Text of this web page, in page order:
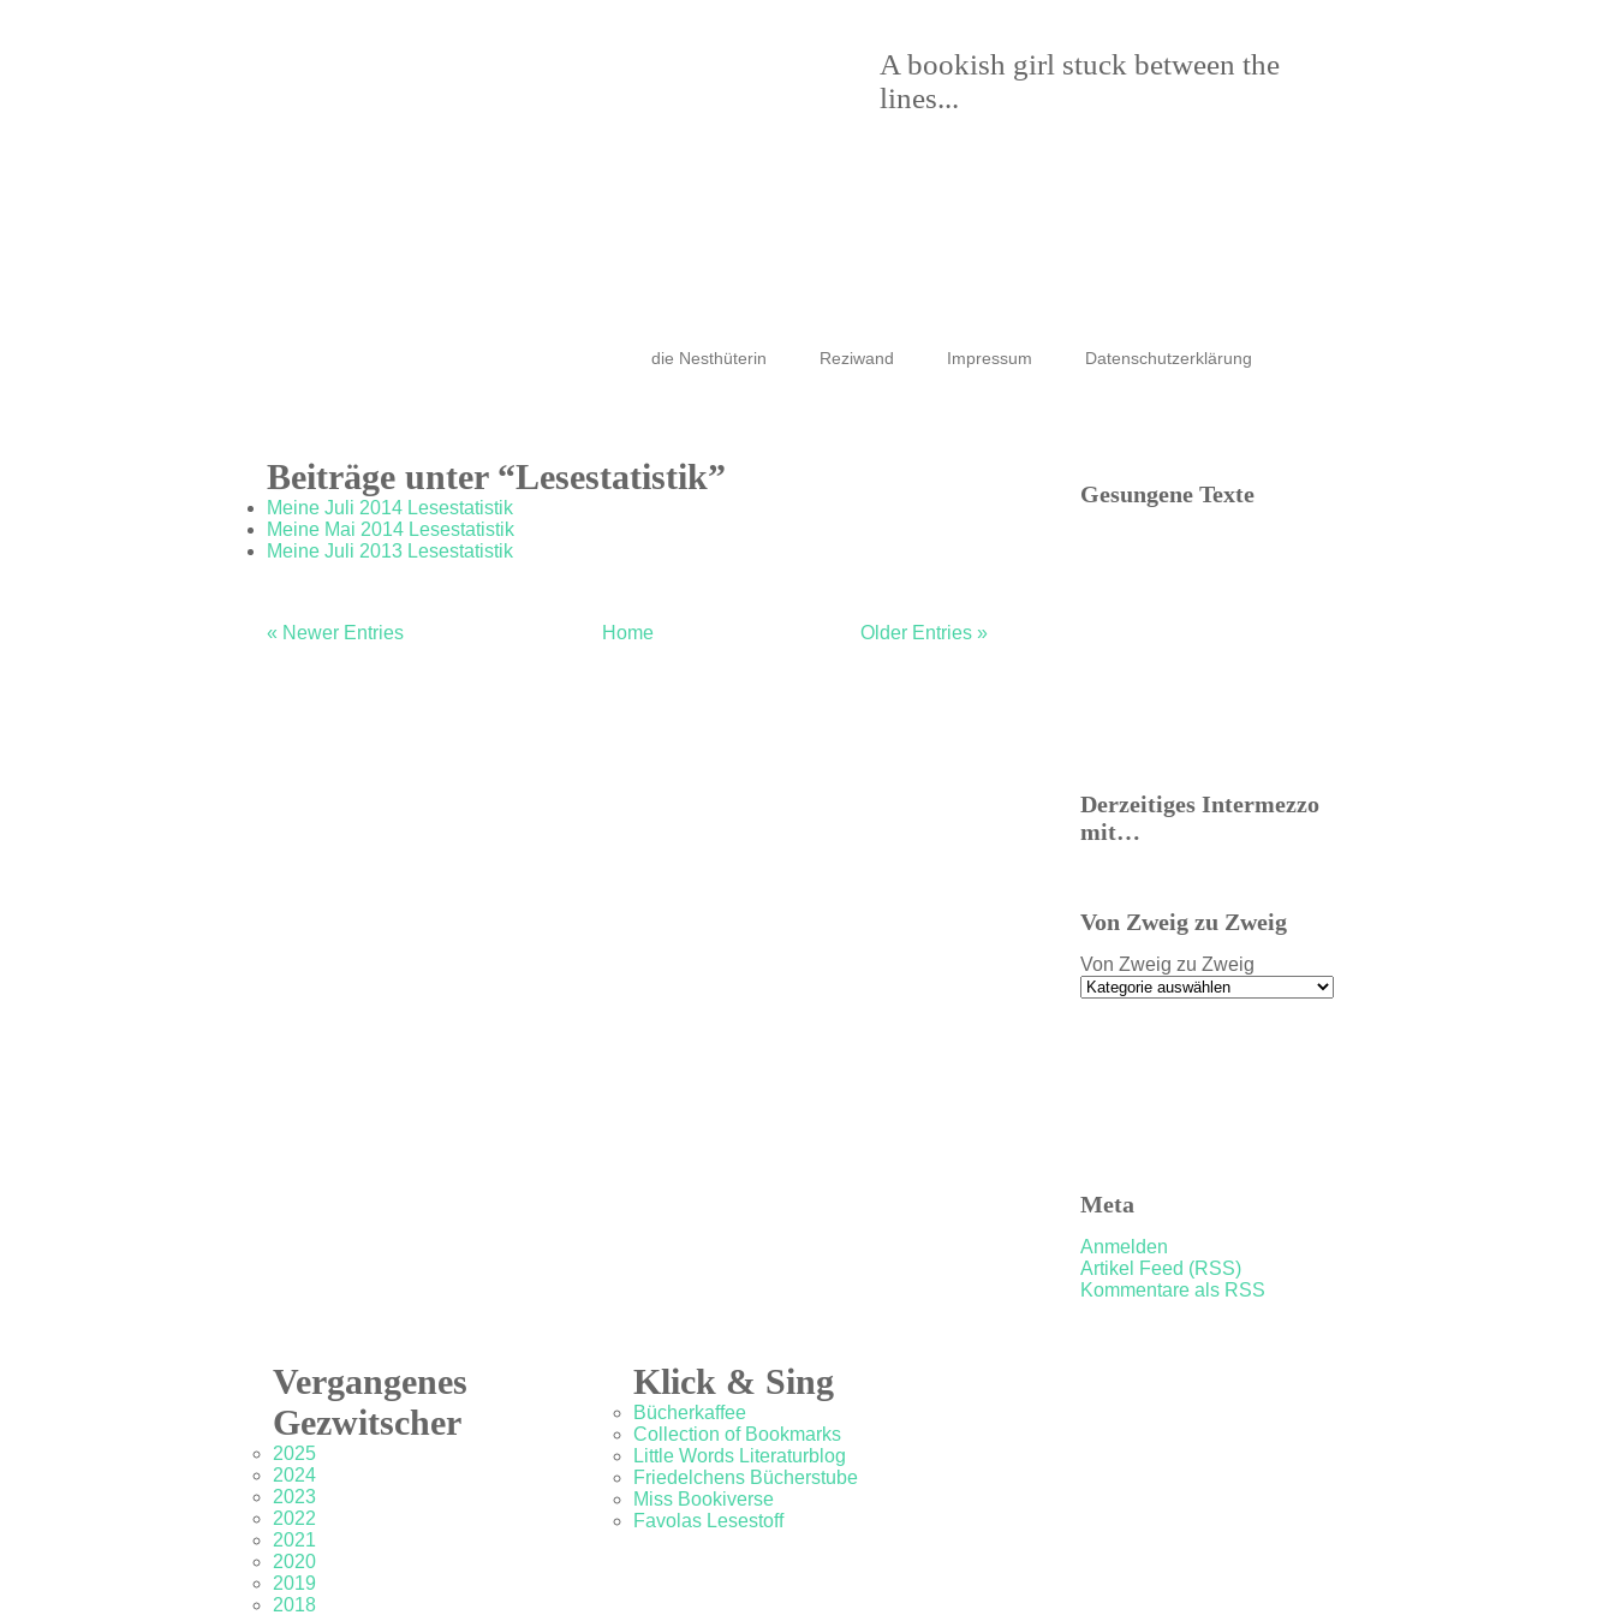
A bookish girl stuck between the
lines...
die Nesthüterin Reziwand Impressum Datenschutzerklärung
Beiträge unter “Lesestatistik”
Meine Juli 2014 Lesestatistik
Meine Mai 2014 Lesestatistik
Meine Juli 2013 Lesestatistik
« Newer Entries Home Older Entries »
Gesungene Texte
Derzeitiges Intermezzo
mit…
Von Zweig zu Zweig
Von Zweig zu Zweig
Meta
Anmelden
Artikel Feed (RSS)
Kommentare als RSS
Vergangenes
Gezwitscher
2025
2024
2023
2022
2021
2020
2019
2018
Klick & Sing
Bücherkaffee
Collection of Bookmarks
Little Words Literaturblog
Friedelchens Bücherstube
Miss Bookiverse
Favolas Lesestoff